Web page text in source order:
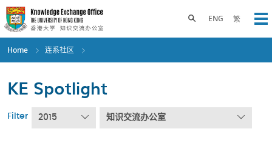
Skip
to
main
content
ENG 繁
Toggle search panel
Home 连系社区
KE Spotlight
Filter 2015 知识交流办公室